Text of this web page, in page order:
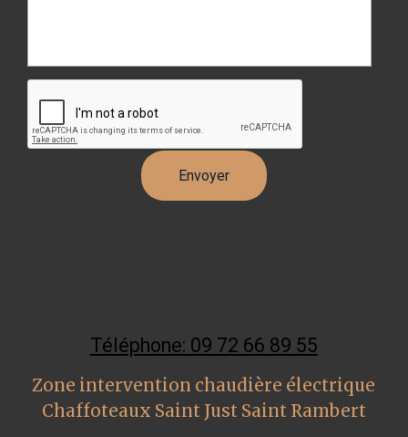
Téléphone: 09 72 66 89 55
Zone intervention chaudière électrique
Chaffoteaux Saint Just Saint Rambert